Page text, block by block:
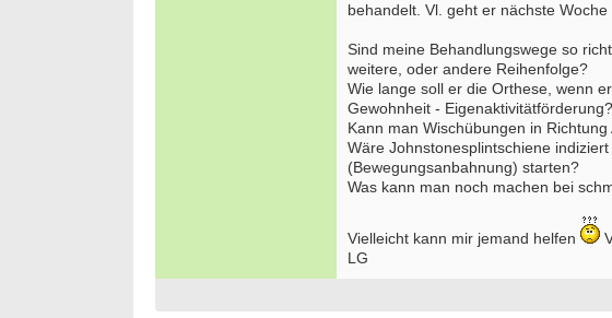
behandelt. Vl. geht er nächste Woche
Sind meine Behandlungswege so
weitere, oder andere Reihenfolge?
Wie lange soll er die Orthese, wenn
Gewohnheit - Eigenaktivitätförderung?
Kann man Wischübungen in
Wäre Johnstonesplintschiene
(Bewegungsanbahnung) starten?
Was kann man noch machen bei
Vielleicht kann mir jemand helfen
LG